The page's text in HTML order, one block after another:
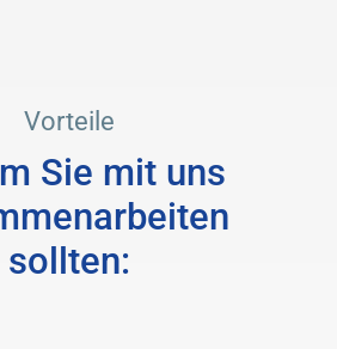
Vorteile
Sie mit uns
sollten: